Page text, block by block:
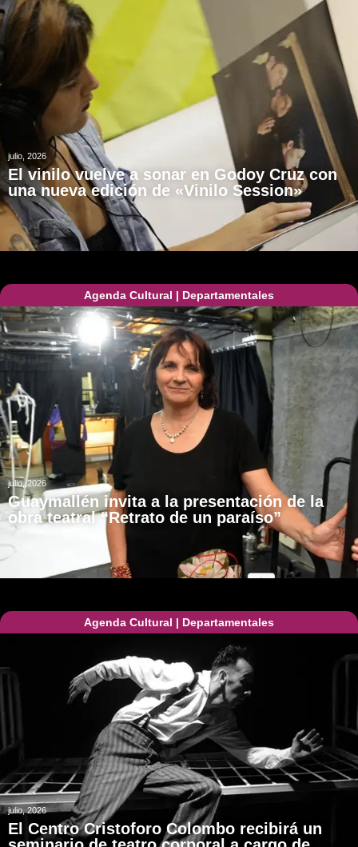
julio, 2026
El vinilo vuelve a sonar en Godoy Cruz con
una nueva edición de «Vinilo Session»
Agenda Cultural | Departamentales
julio, 2026
Guaymallén invita a la presentación de la
obra teatral “Retrato de un paraíso”
Agenda Cultural | Departamentales
julio, 2026
El Centro Cristoforo Colombo recibirá un